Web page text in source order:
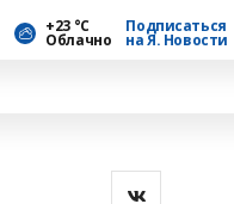
+23 °С
Облачно
Подписаться
на Я. Новости